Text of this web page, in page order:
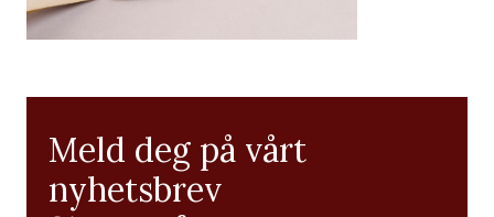
Meld deg på vårt
nyhetsbrev